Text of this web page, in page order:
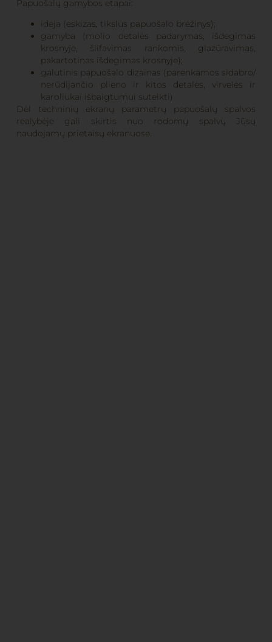
Papuošalų gamybos etapai:
idėja (eskizas, tikslus papuošalo brėžinys);
gamyba (molio detalės padarymas, išdegimas
krosnyje, šlifavimas rankomis, glazūravimas,
pakartotinas išdegimas krosnyje);
galutinis papuošalo dizainas (parenkamos sidabro/
nerūdijančio plieno ir kitos detalės, virvelės ir
karoliukai išbaigtumui suteikti)
Dėl techninių ekranų parametrų papuošalų spalvos
realybėje gali skirtis nuo rodomų spalvų Jūsų
naudojamų prietaisų ekranuose.